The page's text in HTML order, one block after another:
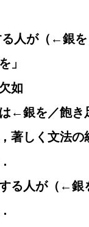
る人が（←銀
」
如
←銀を／飽き
著しく文法
る人が（←銀